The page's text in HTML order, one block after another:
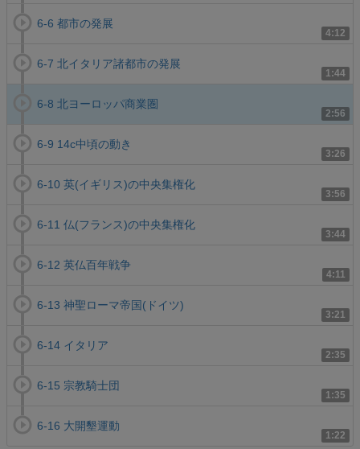
4:12
6-6 都市の発展
1:44
6-7 北イタリア諸都市の発展
2:56
6-8 北ヨーロッパ商業圏
3:26
6-9 14c中頃の動き
3:56
6-10 英(イギリス)の中央集権化
3:44
6-11 仏(フランス)の中央集権化
4:11
6-12 英仏百年戦争
3:21
6-13 神聖ローマ帝国(ドイツ)
2:35
6-14 イタリア
1:35
6-15 宗教騎士団
1:22
6-16 大開墾運動